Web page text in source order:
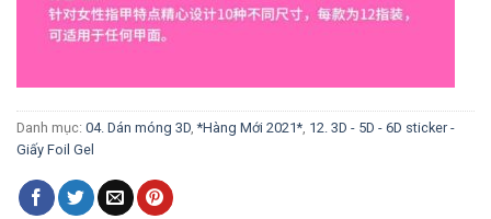
Danh mục: 04. Dán móng 3D ,*Hàng Mới 2021* 12. 3D - 5D - 6D sticker -
Giấy Foil Gel